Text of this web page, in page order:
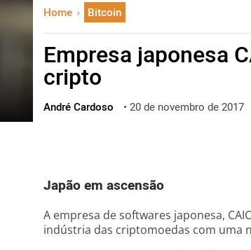
한국어
العربية
ไทย
ქართული
Home Bitcoin
Empresa japonesa
cripto
André Cardoso • 20 de novembro de 2017
Japão em ascensão
A empresa de softwares japonesa,
indústria das criptomoedas com uma